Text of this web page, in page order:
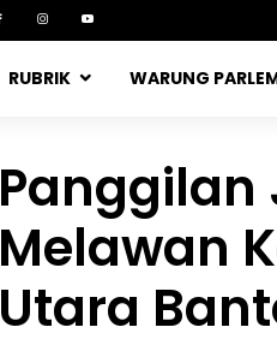
RUBRIK WARUNG
Panggilan
Melawan
Utara